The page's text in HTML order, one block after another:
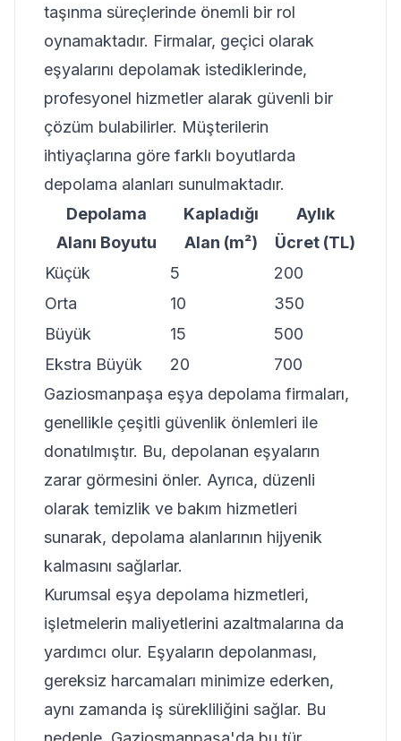
taşınma süreçlerinde önemli bir rol
oynamaktadır. Firmalar, geçici olarak
eşyalarını depolamak istediklerinde,
profesyonel hizmetler alarak güvenli bir
çözüm bulabilirler. Müşterilerin
ihtiyaçlarına göre farklı boyutlarda
depolama alanları sunulmaktadır.
Depolama
Alanı Boyutu
Kapladığı
Alan (m²)
Aylık
Ücret (TL)
Küçük
5
200
Orta
10
350
Büyük
15
500
Ekstra Büyük
20
700
Gaziosmanpaşa eşya depolama firmaları,
genellikle çeşitli güvenlik önlemleri ile
donatılmıştır. Bu, depolanan eşyaların
zarar görmesini önler. Ayrıca, düzenli
olarak temizlik ve bakım hizmetleri
sunarak, depolama alanlarının hijyenik
kalmasını sağlarlar.
Kurumsal eşya depolama hizmetleri,
işletmelerin maliyetlerini azaltmalarına da
yardımcı olur. Eşyaların depolanması,
gereksiz harcamaları minimize ederken,
aynı zamanda iş sürekliliğini sağlar. Bu